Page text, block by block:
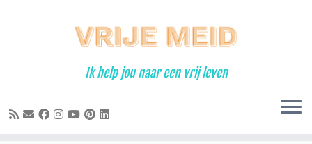
Ik help jou naar een vrij leven